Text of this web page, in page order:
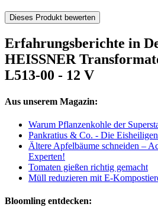
Dieses Produkt bewerten
Erfahrungsberichte in
HEISSNER
L513-00 - 12 V
Aus unserem Magazin:
Warum Pflanzenkohle der
Pankratius & Co. - Die
Ältere Apfelbäume schneiden –
Experten!
Tomaten gießen richtig gemacht
Müll reduzieren mit E-
Bloomling entdecken: